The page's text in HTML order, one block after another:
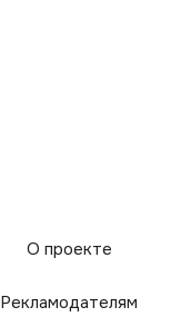
О проекте
Рекламодателям